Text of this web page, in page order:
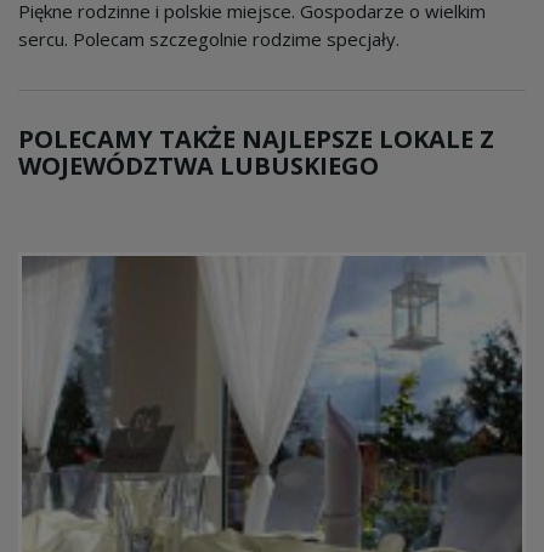
Piękne rodzinne i polskie miejsce. Gospodarze o wielkim
sercu. Polecam szczegolnie rodzime specjały.
POLECAMY TAKŻE NAJLEPSZE LOKALE Z
WOJEWÓDZTWA LUBUSKIEGO